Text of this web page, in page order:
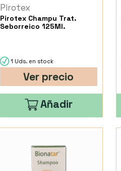
Pirotex
Pirotex Champu Trat.
Seborreico 125Ml.
1 Uds. en stock
Ver precio
Añadir